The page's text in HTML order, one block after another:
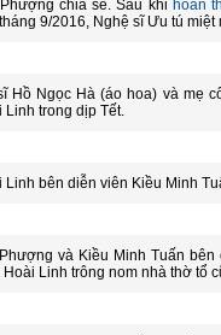
chia sẻ. Sau khi hoàn
9/2016, Nghệ sĩ Ưu tú
Hồ Ngọc Hà (áo hoa) và mẹ
Linh trong dịp Tết.
Linh bên diễn viên Kiều Minh
và Kiều Minh Tuấn
Hoài Linh trông nom nhà thờ tổ